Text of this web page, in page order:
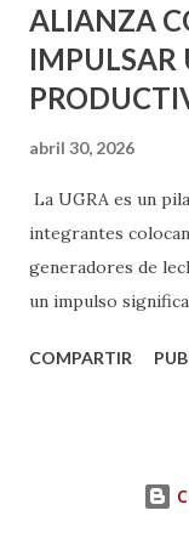
ALIANZA
IMPULSAR
abril 30, 2026
La UGRA es un
integrantes
generadores de
un impulso
muestra de su
compromiso de
COMPARTIR